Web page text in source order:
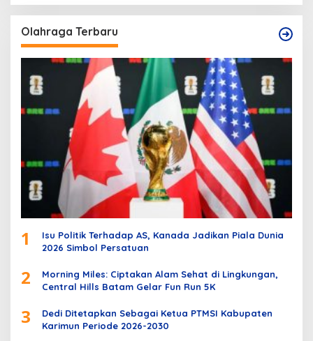
Olahraga Terbaru
1
Isu Politik Terhadap AS, Kanada Jadikan Piala Dunia
2026 Simbol Persatuan
2
Morning Miles: Ciptakan Alam Sehat di Lingkungan,
Central Hills Batam Gelar Fun Run 5K
3
Dedi Ditetapkan Sebagai Ketua PTMSI Kabupaten
Karimun Periode 2026-2030